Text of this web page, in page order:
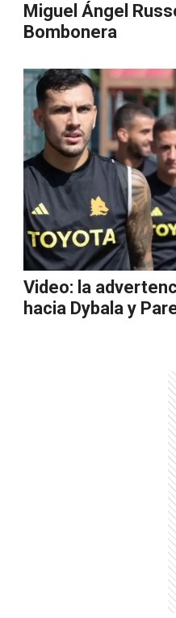
Miguel Ángel
Bombonera
Video: la
hacia Dybala y